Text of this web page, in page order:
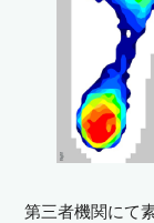
第三者機関にて